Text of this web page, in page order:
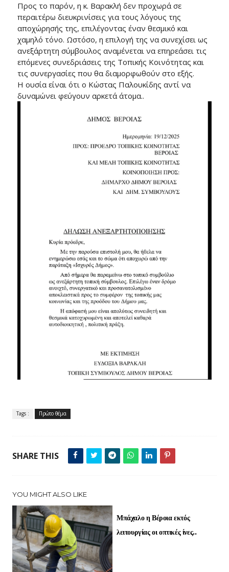
Προς το παρόν, η κ. Βαρακλή δεν προχωρά σε
περαιτέρω διευκρινίσεις για τους λόγους της
αποχώρησής της, επιλέγοντας έναν θεσμικό και
χαμηλό τόνο. Ωστόσο, η επιλογή της να συνεχίσει ως
ανεξάρτητη σύμβουλος αναμένεται να επηρεάσει τις
επόμενες συνεδριάσεις της Τοπικής Κοινότητας και
τις συνεργασίες που θα διαμορφωθούν στο εξής.
Η ουσία είναι ότι ο Κώστας Παλουκίδης αντί να
δυναμώνει φεύγουν αρκετά άτομα..
Tags : Πρώτο θέμα
SHARE THIS
YOU MIGHT ALSO LIKE
Μπάχαλο η Βέροια εκτός
λειτουργίας οι οπτικές ίνες..